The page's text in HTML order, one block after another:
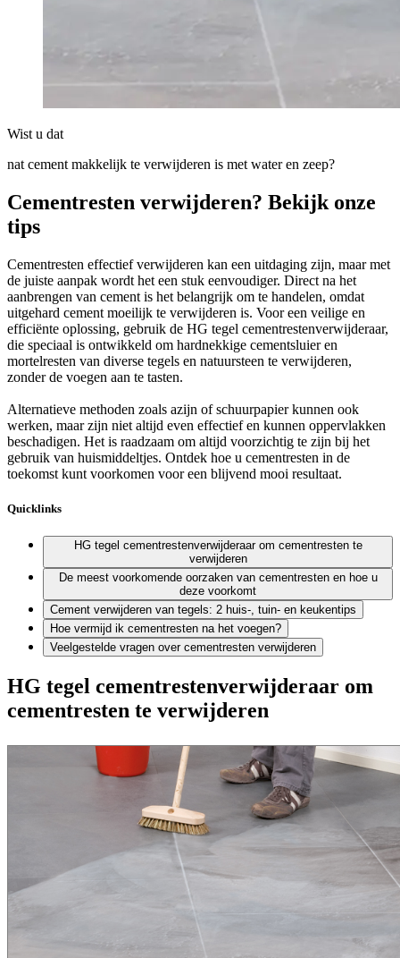
Wist u dat
nat cement makkelijk te verwijderen is met water en zeep?
Cementresten verwijderen? Bekijk onze
tips
Cementresten effectief verwijderen kan een uitdaging zijn, maar met
de juiste aanpak wordt het een stuk eenvoudiger. Direct na het
aanbrengen van cement is het belangrijk om te handelen, omdat
uitgehard cement moeilijk te verwijderen is. Voor een veilige en
efficiënte oplossing, gebruik de HG tegel cementrestenverwijderaar,
die speciaal is ontwikkeld om hardnekkige cementsluier en
mortelresten van diverse tegels en natuursteen te verwijderen,
zonder de voegen aan te tasten.
Alternatieve methoden zoals azijn of schuurpapier kunnen ook
werken, maar zijn niet altijd even effectief en kunnen oppervlakken
beschadigen. Het is raadzaam om altijd voorzichtig te zijn bij het
gebruik van huismiddeltjes. Ontdek hoe u cementresten in de
toekomst kunt voorkomen voor een blijvend mooi resultaat.
Quicklinks
HG tegel cementrestenverwijderaar om cementresten te
verwijderen
De meest voorkomende oorzaken van cementresten en hoe u
deze voorkomt
Cement verwijderen van tegels: 2 huis-, tuin- en keukentips
Hoe vermijd ik cementresten na het voegen?
Veelgestelde vragen over cementresten verwijderen
HG tegel cementrestenverwijderaar om
cementresten te verwijderen